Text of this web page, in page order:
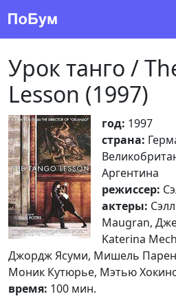
Урок танго /
Lesson (1997)
год: 1997
страна:
Аргентина
режиссер:
актеры:
Maugran,
Katerina
Джордж Ясуми, Мишель
Моник Кутюрье, Мэтью Хокинс
время: 100 мин.